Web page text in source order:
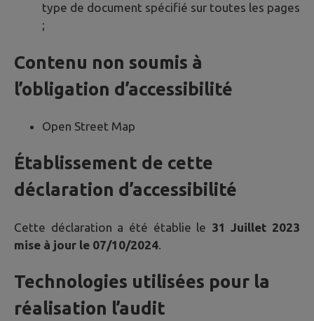
type de document spécifié sur toutes les pages
;
Contenu non soumis à
l’obligation d’accessibilité
Open Street Map
Établissement de cette
déclaration d’accessibilité
Cette déclaration a été établie le 31 Juillet 2023
mise à jour le 07/10/2024
Technologies utilisées pour la
réalisation l’audit